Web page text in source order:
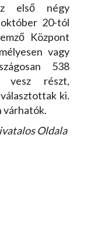
első négy
20-tól
Központ
vagy
538
vesz részt,
ki.
várhatók.
Oldala